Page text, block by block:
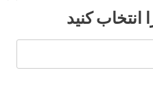
انتخاب کنید